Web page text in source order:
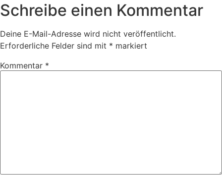
Schreibe einen Kommentar
Deine E-Mail-Adresse wird nicht veröffentlicht.
Erforderliche Felder sind mit * markiert
Kommentar *